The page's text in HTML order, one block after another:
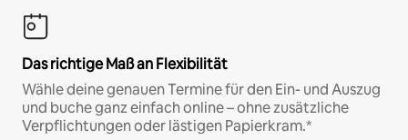
Das richtige Maß an Flexibilität
Wähle deine genauen Termine für den Ein- und Auszug
und buche ganz einfach online – ohne zusätzliche
Verpflichtungen oder lästigen Papierkram.*